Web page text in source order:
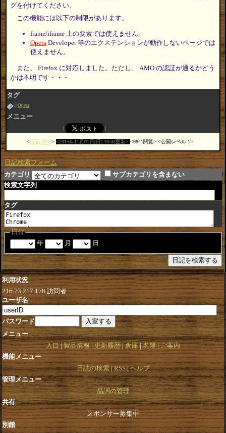
グを付けてください。
この機能には以下の制限があります。
frame/iframe 上の要素では使えません。
OperaDeveloper 等のエクステンションが動作しないページでは
使えません。
また、 Firefox に対応しました。ただし、 AMO の認証が通るかどう
かは不明です・・・
タグ
Opera
メニュー
日記:3343 2015年11月01日(日) 10:03更新 9841閲覧 公開レベル 1
日記検索フォーム
カテゴリ
サブカテゴリを含まない
検索文字列
タグ
日付
年
月 日
利用状況
216.73.217.178訪問者
ユーザ名
パスワード
メニュー
入口 製品情報 更新履歴 倉庫 名簿 ご案内
機能メニュー
日誌の検索 RSS ヘルプ
管理メニュー
品詞の管理
共有
スポンサー募集中
別館